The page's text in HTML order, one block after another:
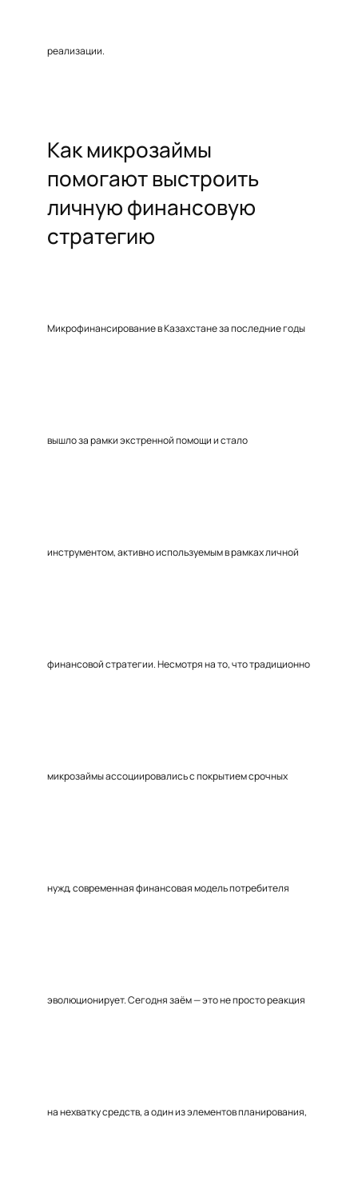
реализации.
Как микрозаймы
помогают выстроить
личную финансовую
стратегию
Микрофинансирование в Казахстане за последние годы
вышло за рамки экстренной помощи и стало
инструментом, активно используемым в рамках личной
финансовой стратегии. Несмотря на то, что традиционно
микрозаймы ассоциировались с покрытием срочных
нужд, современная финансовая модель потребителя
эволюционирует. Сегодня заём — это не просто реакция
на нехватку средств, а один из элементов планирования,